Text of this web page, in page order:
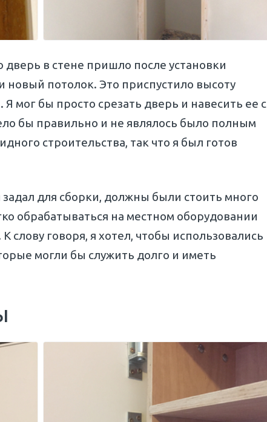
в стене пришло после установки
потолок. Это приспустило высоту
Я мог бы просто срезать дверь и навесить ее с
бы правильно и не являлось было полным
строительства, так что я был готов
для сборки, должны были стоить много
обрабатываться на местном оборудовании
слову говоря, я хотел, чтобы использовались
могли бы служить долго и иметь